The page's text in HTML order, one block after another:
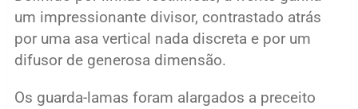
um impressionante divisor, contrastado atrás
por uma asa vertical nada discreta e por um
difusor de generosa dimensão.
Os guarda-lamas foram alargados a preceito